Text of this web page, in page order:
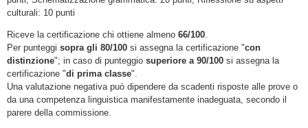
culturali: 10 punti
Riceve la certificazione chi ottiene almeno 66/100
Per punteggi sopra gli 80/100 si assegna la certificazione "con
distinzione"; in caso di punteggio superiore a 90/100 si assegna la
certificazione "di prima classe".
Una valutazione negativa può dipendere da scadenti risposte alle prove o
da una competenza linguistica manifestamente inadeguata, secondo il
parere della commissione.